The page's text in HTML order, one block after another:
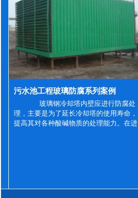
污水池工程玻璃防腐系列案例
玻璃钢冷却塔内壁应进行防腐处
理，主要是为了延长冷却塔的使用寿命，
提高其对各种酸碱物质的处理能力。在进